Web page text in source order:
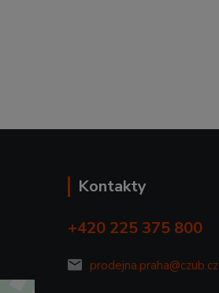
Kontakty
+420 225 375 800
prodejna.praha@czub.cz